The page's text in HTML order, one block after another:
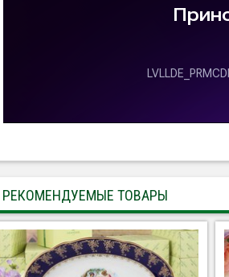
РЕКОМЕНДУЕМЫЕ ТОВАРЫ